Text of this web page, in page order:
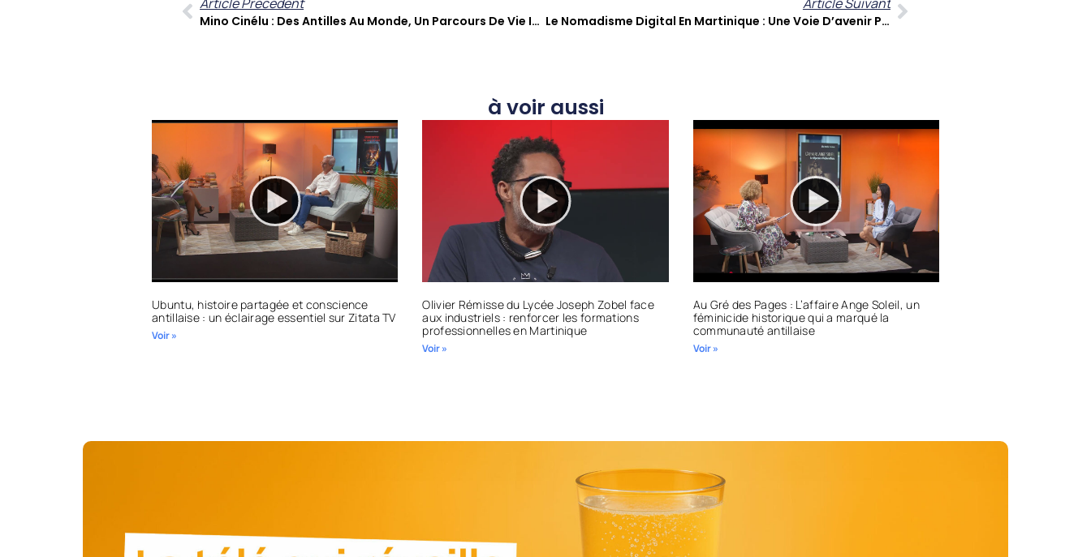
Mino Cinélu : Des Antilles Au Monde, Un Parcours De Vie Inspirant Dans ‘Sé Zafè Nou’ Le Nomadisme Digital En Martinique : Une Voie D’avenir Pour Le Territoire ?
à voir aussi
Ubuntu, histoire partagée et conscience
antillaise : un éclairage essentiel sur Zitata TV
Voir »
Olivier Rémisse du Lycée Joseph Zobel face
aux industriels : renforcer les formations
professionnelles en Martinique
Voir »
Au Gré des Pages : L’affaire Ange Soleil, un
féminicide historique qui a marqué la
communauté antillaise
Voir »